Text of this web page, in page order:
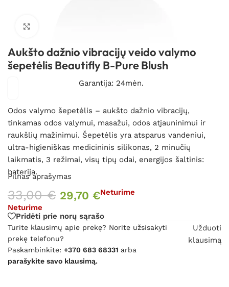
Aukšto dažnio vibracijų veido valymo
šepetėlis Beautifly B-Pure Blush
Garantija: 24mėn.
Odos valymo šepetėlis – aukšto dažnio vibracijų,
tinkamas odos valymui, masažui, odos atjauninimui ir
raukšlių mažinimui. Šepetėlis yra atsparus vandeniui,
ultra-higieniškas medicininis silikonas, 2 minučių
laikmatis, 3 režimai, visų tipų odai, energijos šaltinis:
baterija.
Pilnas aprašymas
33,00€ 29,70 €Neturime
Neturime
Pridėti prie norų sąrašo
Turite klausimų apie prekę? Norite užsisakyti
prekę telefonu?
Paskambinkite: +370 683 68331 arba
parašykite savo klausimą.
Užduoti
klausimą